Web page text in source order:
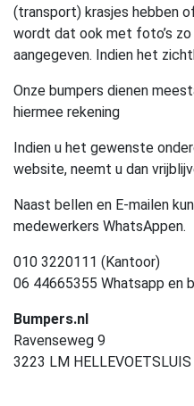
(transport) krasjes hebben
wordt dat ook met foto’s
aangegeven. Indien het
Onze bumpers dienen
hiermee rekening
Indien u het gewenste
website, neemt u dan
Naast bellen en E-mailen
medewerkers WhatsAppen.
010 3220111 (Kantoor)
06 44665355 Whatsapp en
Bumpers.nl
Ravenseweg 9
3223 LM HELLEVOETSLUIS